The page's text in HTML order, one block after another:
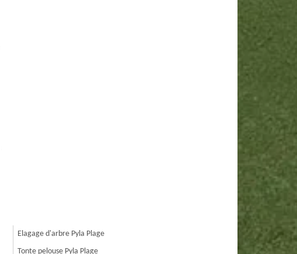
Elagage d'arbre Pyla Plage
Tonte pelouse Pyla Plage